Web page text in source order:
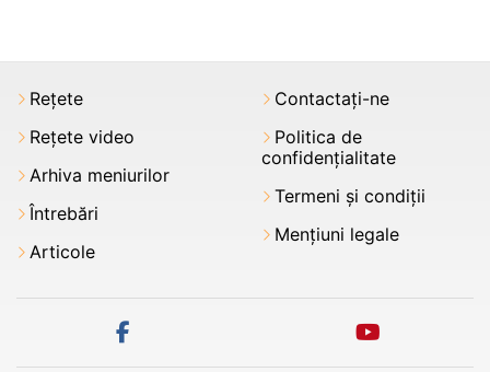
Rețete
Rețete video
Arhiva meniurilor
Întrebări
Articole
Contactați-ne
Politica de
confidențialitate
Termeni şi condiții
Mențiuni legale
facebook youtube